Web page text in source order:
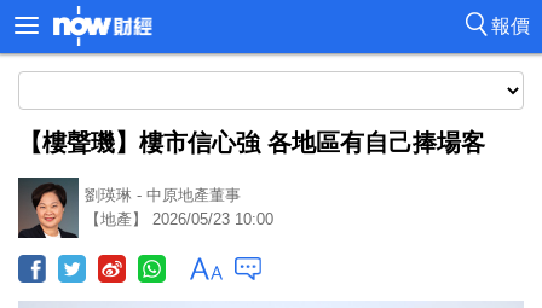
報價
【樓聲璣】樓市信心強 各地區有自己捧場客
劉瑛琳 - 中原地產董事
【地產】 2026/05/23 10:00